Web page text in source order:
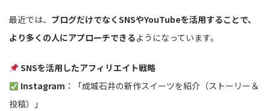
最近では、 ブログだけでなくSNSやYouTubeを活用することで、
より多くの人にアプローチできるようになっています。
SNSを活用したアフィリエイト戦略
Instagram ：「成城石井の新作スイーツを紹介（ストーリー＆
投稿）」